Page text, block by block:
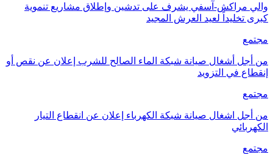
والي مراكش-آسفي يشرف على تدشين وإطلاق مشاريع تنموية
كبرى تخليداً لعيد العرش المجيد
مجتمع
من أجل أشغال صيانة شبكة الماء الصالح للشرب إعلان عن نقص أو
إنقطاع في التزويد
مجتمع
من أجل اشغال صيانة شبكة الكهرباء إعلان عن انقطاع التيار
الكهربائي
مجتمع